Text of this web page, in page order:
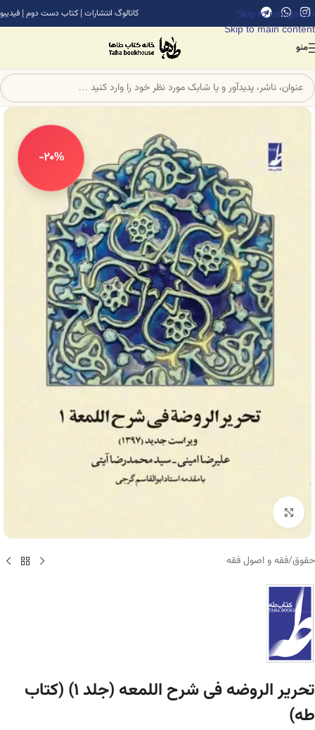
Skip to navigation
Skip to main content
کاتالوگ انتشارات | کتاب دست دوم | فیدیبو
منو
-20%
برای بزرگنمایی کلیک کنید
حقوق/فقه و اصول فقه
تحریر الروضه فی شرح اللمعه (جلد ۱) (کتاب
طه)